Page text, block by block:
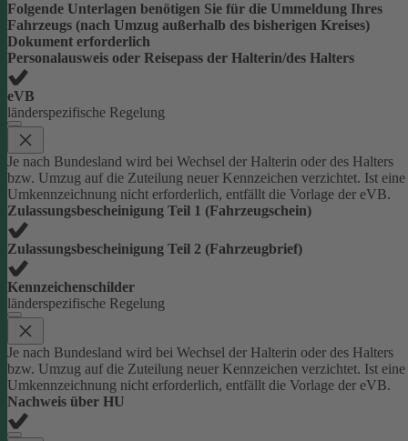
Folgende Unterlagen benötigen Sie für die Ummeldung Ihres
Fahrzeugs (nach Umzug außerhalb des bisherigen Kreises)
Dokument erforderlich
Personalausweis oder Reisepass der Halterin/des Halters
eVB
länderspezifische Regelung
Je nach Bundesland wird bei Wechsel der Halterin oder des Halters
bzw. Umzug auf die Zuteilung neuer Kennzeichen verzichtet. Ist eine
Umkennzeichnung nicht erforderlich, entfällt die Vorlage der eVB.
Zulassungsbescheinigung Teil 1 (Fahrzeugschein)
Zulassungsbescheinigung Teil 2 (Fahrzeugbrief)
Kennzeichenschilder
länderspezifische Regelung
Je nach Bundesland wird bei Wechsel der Halterin oder des Halters
bzw. Umzug auf die Zuteilung neuer Kennzeichen verzichtet. Ist eine
Umkennzeichnung nicht erforderlich, entfällt die Vorlage der eVB.
Nachweis über HU